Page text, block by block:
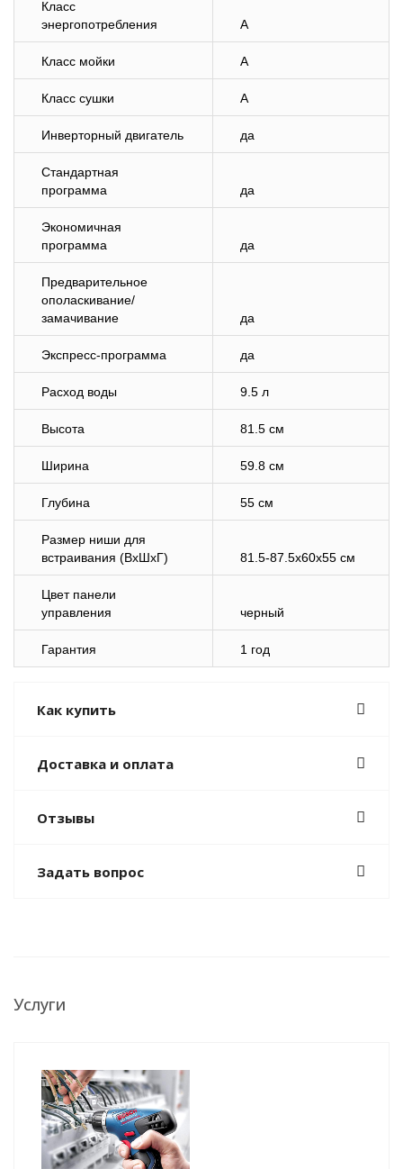
Класс
энергопотребления
A
Класс мойки A
Класс сушки A
Инверторный двигатель да
Стандартная
программа
да
Экономичная
программа
да
Предварительное
ополаскивание/
замачивание
да
Экспресс-программа да
Расход воды 9.5 л
Высота 81.5 см
Ширина 59.8 см
Глубина 55 см
Размер ниши для
встраивания (ВхШхГ)
81.5-87.5x60x55 см
Цвет панели
управления
черный
Гарантия 1 год
Как купить
Доставка и оплата
Отзывы
Задать вопрос
Услуги